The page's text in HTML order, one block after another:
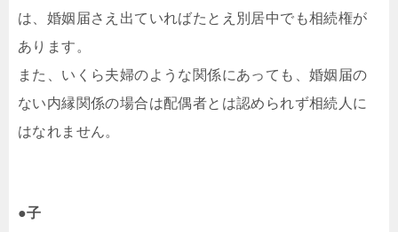
は、婚姻届さえ出ていればたとえ別居中でも相続権が
あります。
また、いくら夫婦のような関係にあっても、婚姻届の
ない内縁関係の場合は配偶者とは認められず相続人に
はなれません。
●子